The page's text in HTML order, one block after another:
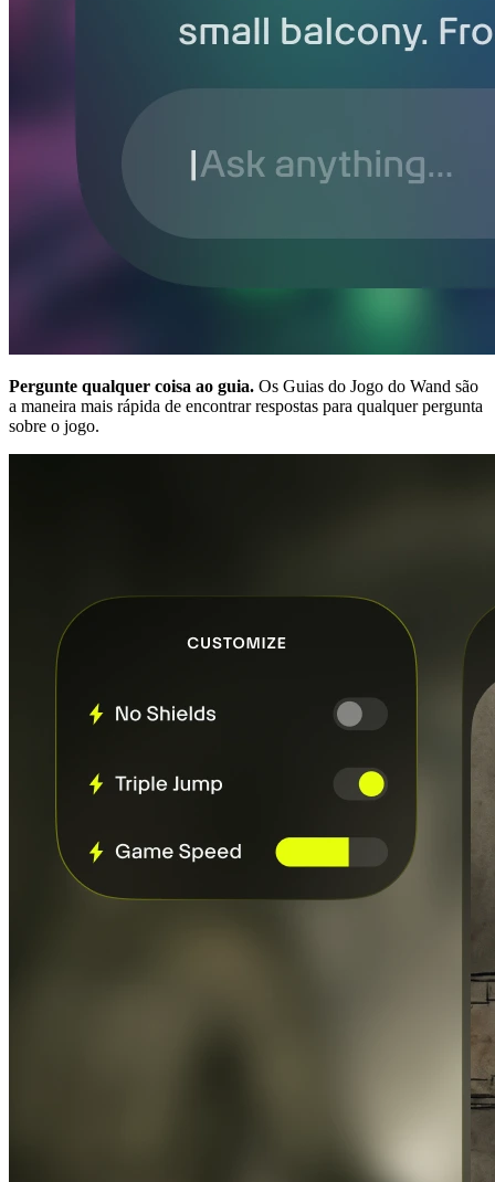
Pergunte qualquer coisa ao guia. Os Guias do Jogo do Wand são
a maneira mais rápida de encontrar respostas para qualquer pergunta
sobre o jogo.